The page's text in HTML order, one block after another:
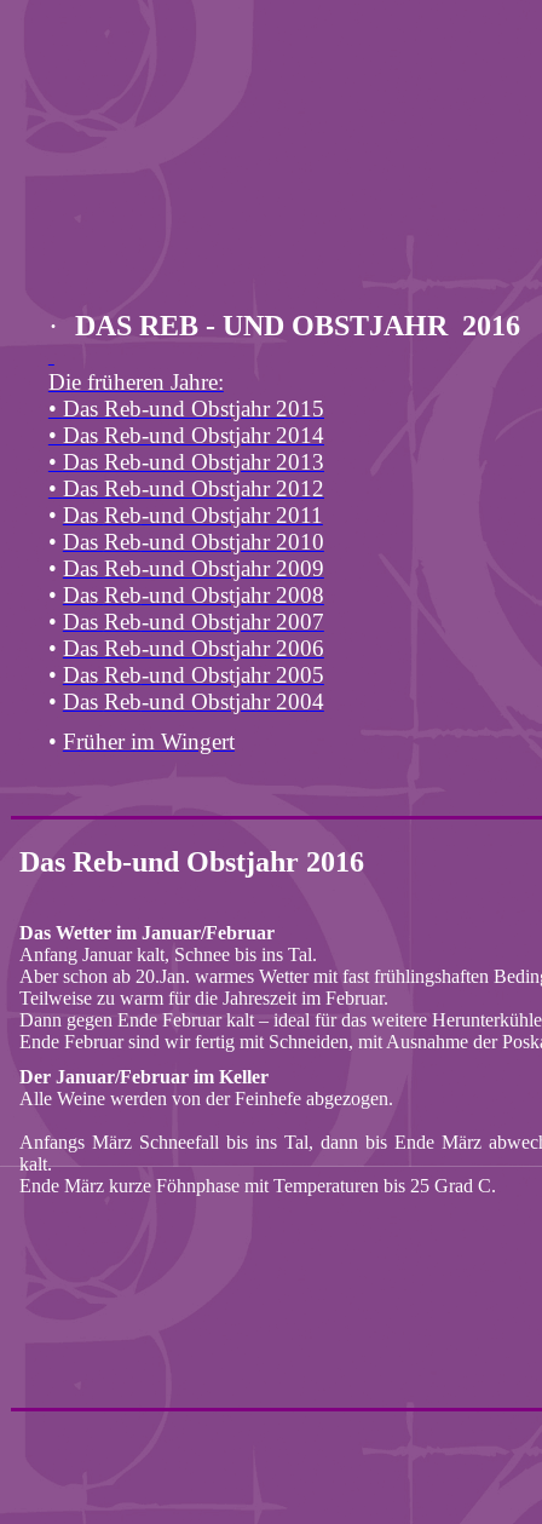
· DAS REB - UND OBSTJAHR 2016
Die früheren Jahre:
• Das Reb-und Obstjahr 2015
• Das Reb-und Obstjahr 2014
• Das Reb-und Obstjahr 2013
• Das Reb-und Obstjahr 2012
• Das Reb-und Obstjahr 2011
• Das Reb-und Obstjahr 2010
• Das Reb-und Obstjahr 2009
• Das Reb-und Obstjahr 2008
• Das Reb-und Obstjahr 2007
• Das Reb-und Obstjahr 2006
• Das Reb-und Obstjahr 2005
• Das Reb-und Obstjahr 2004
• Früher im Wingert
Das Reb-und Obstjahr 2016
Das Wetter im Januar/Februar
Anfang Januar kalt, Schnee bis ins Tal.
Aber schon ab 20.Jan. warmes Wetter mit fast frühlingshaften
Teilweise zu warm für die Jahreszeit im Februar.
Dann gegen Ende Februar kalt – ideal für das weitere
Ende Februar sind wir fertig mit Schneiden, mit Ausnahme der
Der Januar/Februar im Keller
Alle Weine werden von derFeinhefeabgezogen.
Anfangs März Schneefall bis ins Tal, dann bis Ende März
kalt.
Ende März kurze Föhnphase mit Temperaturen bis 25 Grad C.